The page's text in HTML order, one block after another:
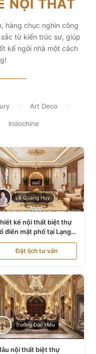
diện tích và thẩm mỹ
Xem chi tiết
NỘI THẤT
hàng chục nghìn công
từ kiến trúc sư, giúp
kế ngôi nhà một cách
/ Art Deco /
Indochine
Lê Quang Huy
kế nội thất biệt thự
điển mặt phố tại Lạng
NT24534
Đặt lịch tư vấn
Trương Đức Hiếu
nội thất biệt thự